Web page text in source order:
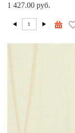
1 427.00 руб.